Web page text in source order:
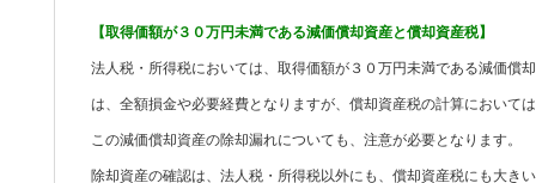
【取得価額が３０万円未満である減価償却資産と償却資産税】
法人税・所得税においては、取得価額が３０万円未満である減価償
は、全額損金や必要経費となりますが、償却資産税の計算において
この減価償却資産の除却漏れについても、注意が必要となります。
除却資産の確認は、法人税・所得税以外にも、償却資産税にも大き